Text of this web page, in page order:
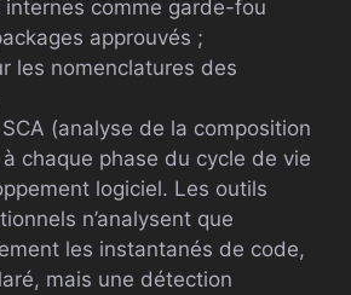
internes comme garde-fou
approuvés ;
les nomenclatures des
(analyse de la composition
chaque phase du cycle de vie
logiciel. Les outils
n’analysent que
les instantanés de code,
mais une détection